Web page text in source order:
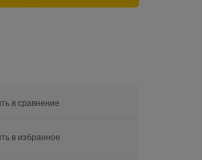
в сравнение
в избранное